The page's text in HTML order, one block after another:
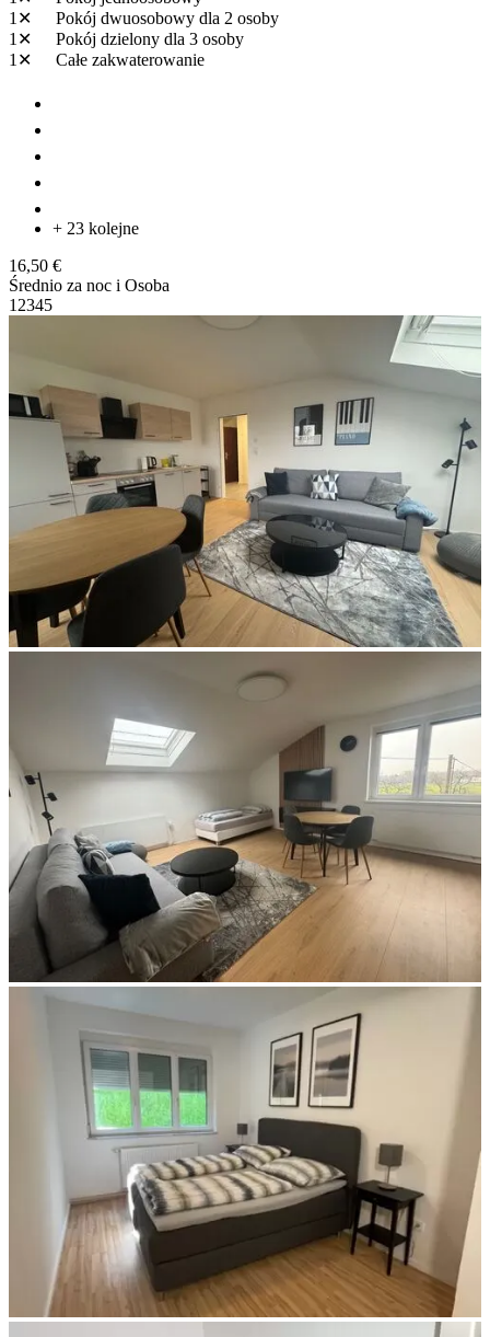
1✕
Pokój dwuosobowy dla 2 osoby
1✕
Pokój dzielony dla 3 osoby
1✕
Całe zakwaterowanie
+ 23 kolejne
16,50 €
Średnio za noc i Osoba
1 2345